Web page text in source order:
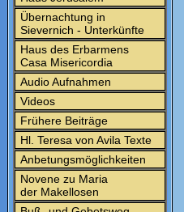
Übernachtung in
Sievernich - Unterkünfte
Haus des Erbarmens
Casa Misericordia
Audio Aufnahmen
Videos
Frühere Beiträge
Hl. Teresa von Avila Texte
Anbetungsmöglichkeiten
Novene zu Maria
der Makellosen